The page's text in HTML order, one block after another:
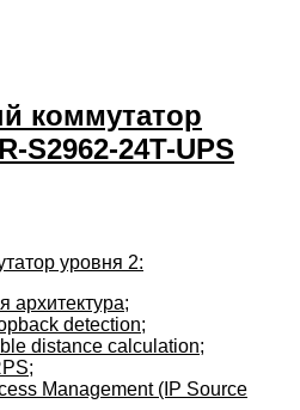
коммутатор
S2962-24T-UPS
уровня 2:
архитектура;
detection;
distance calculation;
Management (IP Source